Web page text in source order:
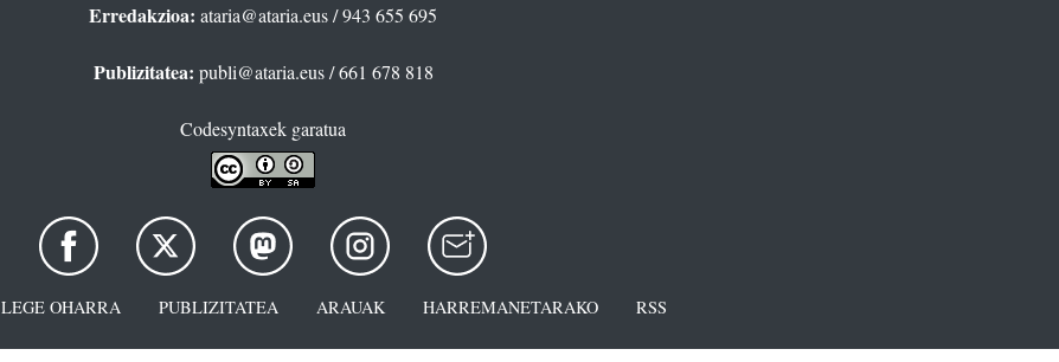
Erredakzioa: ataria@ataria.eus/ 943 655 695
Publizitatea: publi@ataria.eus/ 661 678 818
Codesyntaxek garatua
LEGE OHARRA PUBLIZITATEA ARAUAK HARREMANETARAKO RSS